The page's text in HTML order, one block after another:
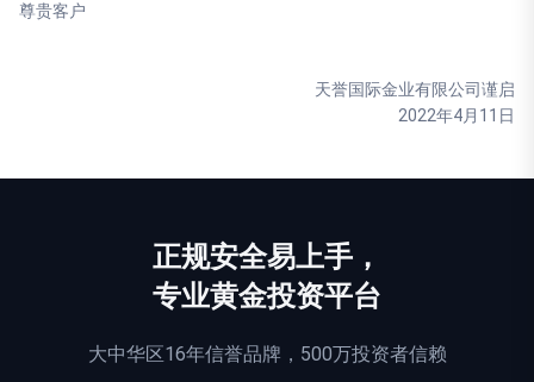
尊贵客户
天誉国际金业有限公司谨启
2022年4月11日
正规安全易上手，
专业黄金投资平台
大中华区16年信誉品牌，500万投资者信赖